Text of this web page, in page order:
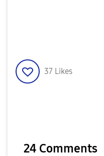
37 Likes
24 Comments